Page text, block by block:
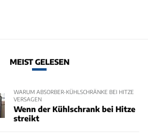
MEIST GELESEN
WARUM ABSORBER-KÜHLSCHRÄNKE BEI HITZE
VERSAGEN
Wenn der Kühlschrank bei Hitze
streikt